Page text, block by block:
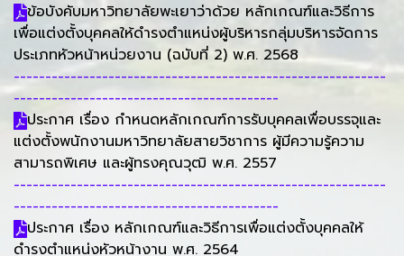
ข้อบังคับมหาวิทยาลัยพะเยาว่าด้วย หลักเกณฑ์และวิธีการ
เพื่อแต่งตั้งบุคคลให้ดำรงตำแหน่งผู้บริหารกลุ่มบริหารจัดการ
ประเภทหัวหน้าหน่วยงาน (ฉบับที่ 2) พ.ศ. 2568
-----------------------------------------------------------
------------------------------------------
ประกาศ เรื่อง กำหนดหลักเกณฑ์การรับบุคคลเพื่อบรรจุและ
แต่งตั้งพนักงานมหาวิทยาลัยสายวิชาการ ผู้มีความรู้ความ
สามารถพิเศษ และผู้ทรงคุณวุฒิ พ.ศ. 2557
-----------------------------------------------------------
------------------------------------------
ประกาศ เรื่อง หลักเกณฑ์และวิธีการเพื่อแต่งตั้งบุคคลให้
ดำรงตำแหน่งหัวหน้างาน พ.ศ. 2564